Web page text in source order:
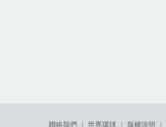
聯絡我們 ｜ 世界環球｜ 版權說明 ｜